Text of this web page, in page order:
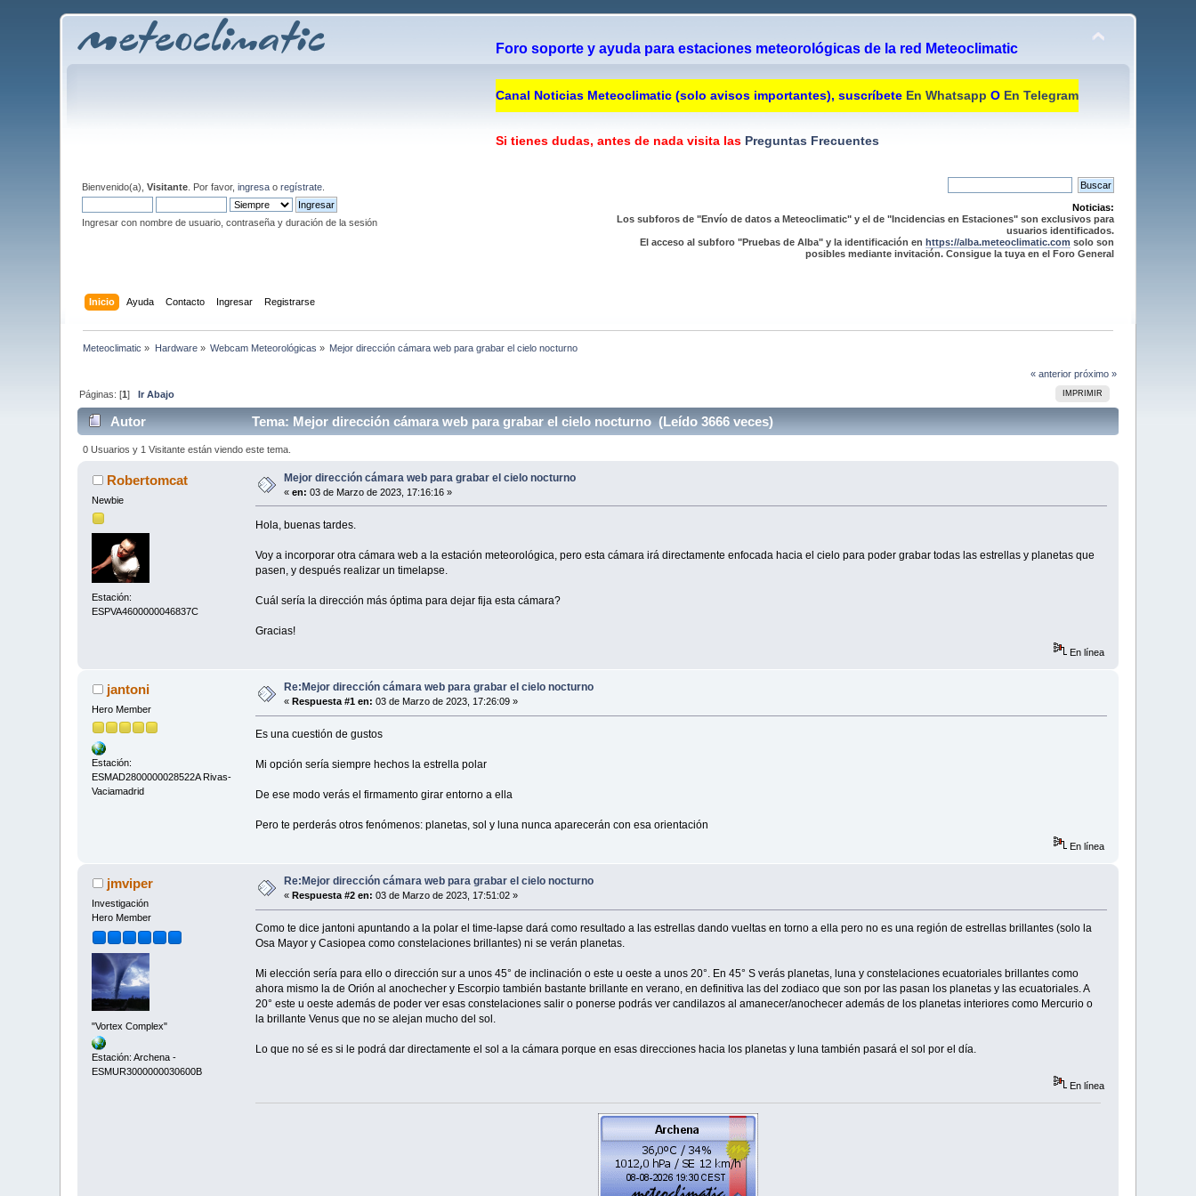
Foro soporte y ayuda para estaciones meteorológicas de la red Meteoclimatic
Canal Noticias Meteoclimatic (solo avisos importantes), suscríbete En Whatsapp O En Telegram
Si tienes dudas, antes de nada visita lasPreguntas Frecuentes
Bienvenido(a),Visitante . Por favor,ingresa oregístrate
Ingresar con nombre de usuario, contraseña y duración de la sesión
Noticias:
Los subforos de "Envío de datos a Meteoclimatic" y el de "Incidencias en Estaciones" son exclusivos para
usuarios identificados.
El acceso al subforo "Pruebas de Alba" y la identificación en https://alba.meteoclimatic.com solo son
posibles mediante invitación. Consigue la tuya en el Foro General
Inicio Ayuda Contacto Ingresar Registrarse
Meteoclimatic » Hardware» Webcam Meteorológicas » Mejor dirección cámara web para grabar el cielo nocturno
« anterior próximo »
IMPRIMIR
Páginas: [1]Ir Abajo
Autor Tema: Mejor dirección cámara web para grabar el cielo nocturno (Leído 3666 veces)
0 Usuarios y 1 Visitante están viendo este tema.
Robertomcat
Newbie
Estación:
ESPVA4600000046837C
Mejor dirección cámara web para grabar el cielo nocturno
«en: 03 de Marzo de 2023, 17:16:16 »
Hola, buenas tardes.
Voy a incorporar otra cámara web a la estación meteorológica, pero esta cámara irá directamente enfocada hacia el cielo para poder grabar todas las estrellas y planetas que
pasen, y después realizar un timelapse.
Cuál sería la dirección más óptima para dejar fija esta cámara?
Gracias!
En línea
jantoni
Hero Member
Estación:
ESMAD2800000028522A Rivas-
Vaciamadrid
Re:Mejor dirección cámara web para grabar el cielo nocturno
«Respuesta #1 en: 03 de Marzo de 2023, 17:26:09 »
Es una cuestión de gustos
Mi opción sería siempre hechos la estrella polar
De ese modo verás el firmamento girar entorno a ella
Pero te perderás otros fenómenos: planetas, sol y luna nunca aparecerán con esa orientación
En línea
jmviper
Investigación
Hero Member
"Vortex Complex"
Estación: Archena -
ESMUR3000000030600B
Re:Mejor dirección cámara web para grabar el cielo nocturno
« Respuesta #2 en: 03 de Marzo de 2023, 17:51:02 »
Como te dice jantoni apuntando a la polar el time-lapse dará como resultado a las estrellas dando vueltas en torno a ella pero no es una región de estrellas brillantes (solo la
Osa Mayor y Casiopea como constelaciones brillantes) ni se verán planetas.
Mi elección sería para ello o dirección sur a unos 45° de inclinación o este u oeste a unos 20°. En 45° S verás planetas, luna y constelaciones ecuatoriales brillantes como
ahora mismo la de Orión al anochecher y Escorpio también bastante brillante en verano, en definitiva las del zodiaco que son por las pasan los planetas y las ecuatoriales. A
20° este u oeste además de poder ver esas constelaciones salir o ponerse podrás ver candilazos al amanecer/anochecer además de los planetas interiores como Mercurio o
la brillante Venus que no se alejan mucho del sol.
Lo que no sé es si le podrá dar directamente el sol a la cámara porque en esas direcciones hacia los planetas y luna también pasará el sol por el día.
En línea